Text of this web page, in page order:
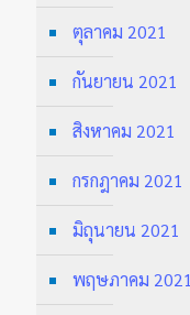
ตุลาคม 2021
กันยายน 2021
สิงหาคม 2021
กรกฎาคม 2021
มิถุนายน 2021
พฤษภาคม 2021